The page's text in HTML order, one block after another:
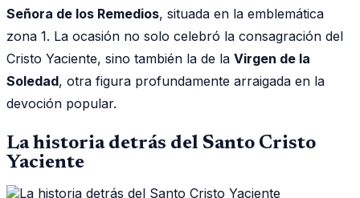
Señora de los Remedios, situada en la emblemática
zona 1. La ocasión no solo celebró la consagración del
Cristo Yaciente, sino también la de la Virgen de la
Soledad, otra figura profundamente arraigada en la
devoción popular.
La historia detrás del Santo Cristo
Yaciente